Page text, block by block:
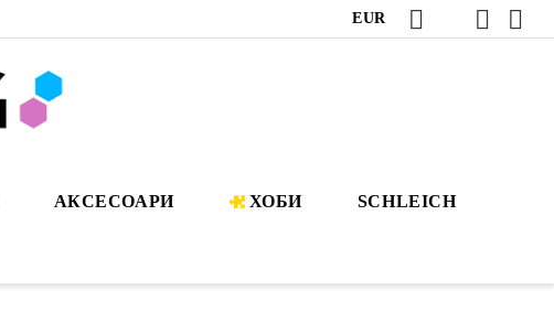
EUR
АКСЕСОАРИ ХОБИ SCHLEICH